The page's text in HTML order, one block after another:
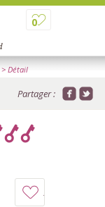
0
> Détail
Partager :